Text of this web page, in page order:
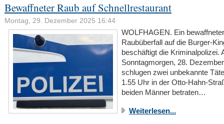
Bewaffneter Raub auf Schnellrestaurant
Montag, 29. Dezember 2025 16:44
WOLFHAGEN. Ein bewaffneter
Raubüberfall auf die Burger-
beschäftigt die Kriminalpolizei.
Sonntagmorgen, 28.
schlugen zwei unbekannte
1.55 Uhr in der Otto-Hahn-
beiden Männer betraten…
Weiterlesen...